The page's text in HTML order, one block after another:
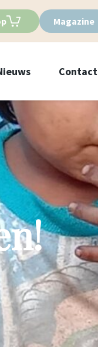
Magazine
Contact